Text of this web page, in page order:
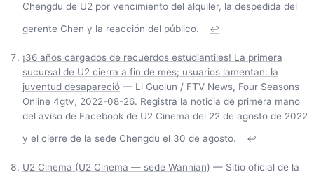
Chengdu de U2 por vencimiento del alquiler, la despedida del
gerente Chen y la reacción del público.
↩
¡36 años cargados de recuerdos estudiantiles! La primera
sucursal de U2 cierra a fin de mes; usuarios lamentan: la
juventud desapareció — Li Guolun / FTV News, Four Seasons
Online 4gtv, 2022-08-26. Registra la noticia de primera mano
del aviso de Facebook de U2 Cinema del 22 de agosto de 2022
y el cierre de la sede Chengdu el 30 de agosto.
↩
U2 Cinema (U2 Cinema — sede Wannian) — Sitio oficial de la